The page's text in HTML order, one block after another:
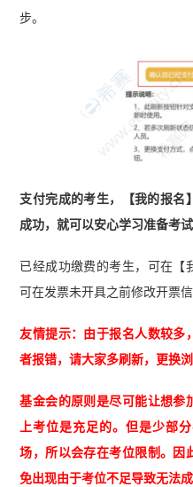
步。
支付完成的考生，【我的报名
成功，就可以安心学习准备考
已经成功缴费的考生，可在【
可在发票未开具之前修改开票信
友情提示：由于报名人数较多
者报错，请大家多刷新，更换浏
基金会的原则是尽可能让想参
上考位是充足的。但是少部
场，所以会存在考位限制。因
免出现由于考位不足导致无法